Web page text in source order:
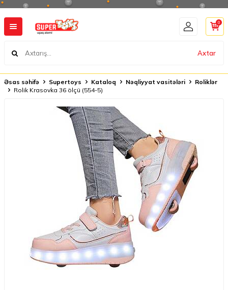
Axtar
0
Əsas səhifə Supertoys Kataloq Nəqliyyat vasitələri
Roliklər
Rolik Krasovka 36 ölçü (554-5)